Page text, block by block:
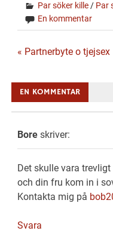
Par söker kille/ Par
En kommentar
« Partnerbyte o tjejsex
EN KOMMENTAR
Bore skriver:
Det skulle vara
och din fru kom in i
Kontakta mig på
Svara